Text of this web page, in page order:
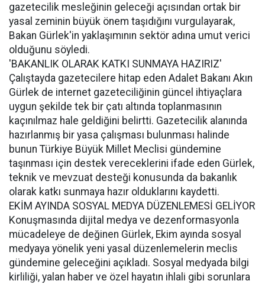
gazetecilik mesleğinin geleceği açısından ortak bir
yasal zeminin büyük önem taşıdığını vurgulayarak,
Bakan Gürlek'in yaklaşımının sektör adına umut verici
olduğunu söyledi.
'BAKANLIK OLARAK KATKI SUNMAYA HAZIRIZ'
Çalıştayda gazetecilere hitap eden Adalet Bakanı Akın
Gürlek de internet gazeteciliğinin güncel ihtiyaçlara
uygun şekilde tek bir çatı altında toplanmasının
kaçınılmaz hale geldiğini belirtti. Gazetecilik alanında
hazırlanmış bir yasa çalışması bulunması halinde
bunun Türkiye Büyük Millet Meclisi gündemine
taşınması için destek vereceklerini ifade eden Gürlek,
teknik ve mevzuat desteği konusunda da bakanlık
olarak katkı sunmaya hazır olduklarını kaydetti.
EKİM AYINDA SOSYAL MEDYA DÜZENLEMESİ GELİYOR
Konuşmasında dijital medya ve dezenformasyonla
mücadeleye de değinen Gürlek, Ekim ayında sosyal
medyaya yönelik yeni yasal düzenlemelerin meclis
gündemine geleceğini açıkladı. Sosyal medyada bilgi
kirliliği, yalan haber ve özel hayatın ihlali gibi sorunlara